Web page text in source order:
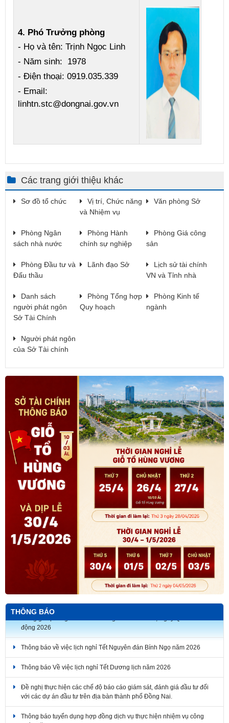
4. Phó Trưởng phòng
- Họ và tên: Trịnh Ngọc Linh
- Năm sinh: 1978
- Điện thoại: 0919.035.339​
- Email: ​​​
linhtn.stc@dongnai.gov.vn
Các trang giới thiệu khác
Sơ đồ tổ chức
Vị trí, Chức năng
và Nhiệm vụ
Văn phòng Sở
Phòng Ngân
sách nhà nước
Phòng Hành
chính sự nghiệp
Phòng Giá công
sản
Phòng Đầu tư và
Đấu thầu
Lãnh đạo Sở
Lịch sử tài chính
VN và Tỉnh nhà
Danh sách
người phát ngôn
Sở Tài Chính
Phòng Tổng hợp
Quy hoạch
Phòng Kinh tế
ngành
Người phát ngôn
của Sở Tài chính
THÔNG BÁO
Thông báo về thời gian nghỉ lễ Giỗ Tổ Hùng Vương, Ngày Chiến
thắng giải phóng miền Nam thống nhất đất nước, Ngày Quốc tế Lao
động 2026
với các dự án đầu tư trên địa bàn thành phố Đồng Nai.
chức năm 2026